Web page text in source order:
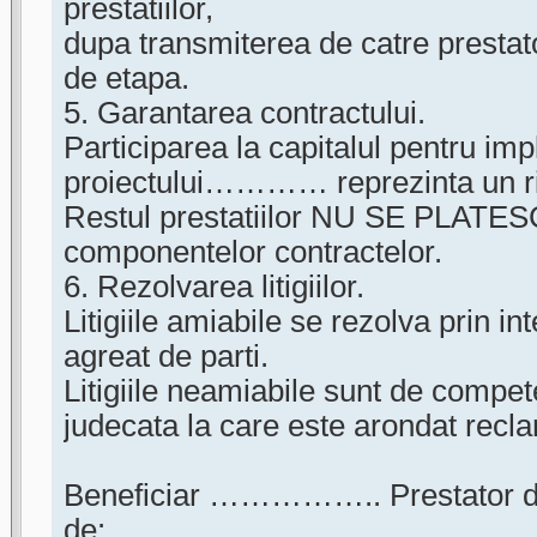
prestatiilor,
dupa transmiterea de catre
de etapa.
5. Garantarea contractului.
Participarea la capitalul pentru
proiectului………… reprezinta un
Restul prestatiilor NU SE
componentelor contractelor.
6. Rezolvarea litigiilor.
Litigiile amiabile se rezolva prin
agreat de parti.
Litigiile neamiabile sunt de
judecata la care este arondat
Beneficiar …………….. Prestator
de: …………………..